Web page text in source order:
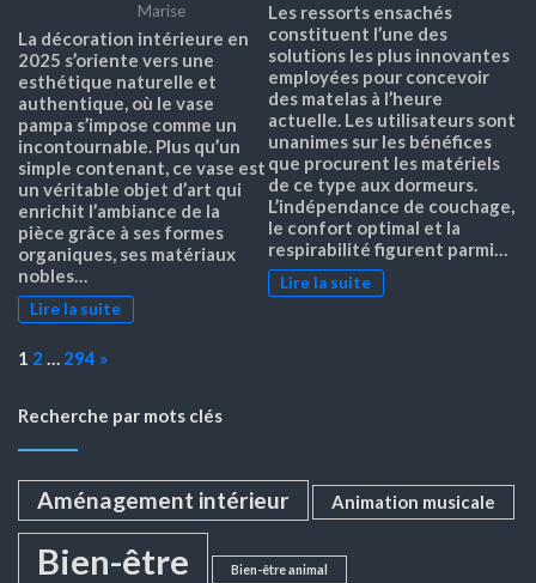
Marise
La décoration intérieure en
2025 s’oriente vers une
esthétique naturelle et
authentique, où le vase
pampa s’impose comme un
incontournable. Plus qu’un
simple contenant, ce vase est
un véritable objet d’art qui
enrichit l’ambiance de la
pièce grâce à ses formes
organiques, ses matériaux
nobles…
Lire la suite
Les ressorts ensachés
constituent l’une des
solutions les plus innovantes
employées pour concevoir
des matelas à l’heure
actuelle. Les utilisateurs sont
unanimes sur les bénéfices
que procurent les matériels
de ce type aux dormeurs.
L’indépendance de couchage,
le confort optimal et la
respirabilité figurent parmi…
Lire la suite
Page:
1 2 … 294 Next
»
Recherche par mots clés
Aménagement intérieur Animation musicale
Bien-être Bien-être animal